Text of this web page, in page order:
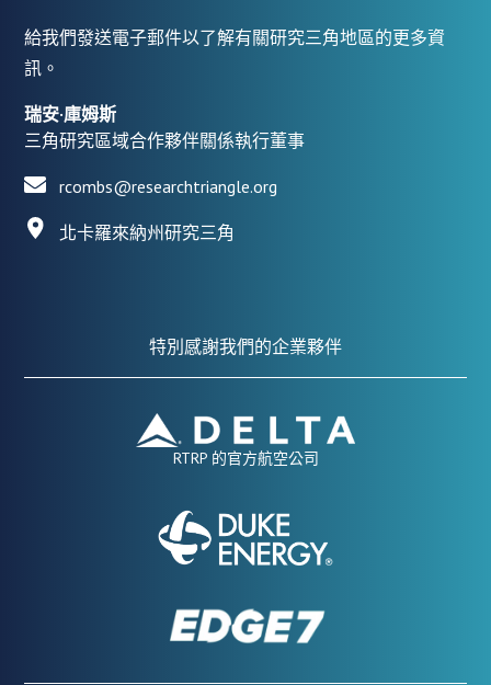
給我們發送電子郵件以了解有關研究三角地區的更多資
訊。
瑞安·庫姆斯
三角研究區域合作夥伴關係執行董事
rcombs@researchtriangle.org
北卡羅來納州研究三角
特別感謝我們的企業夥伴
RTRP 的官方航空公司